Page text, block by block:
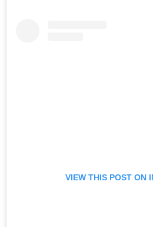
VIEW THIS POST ON